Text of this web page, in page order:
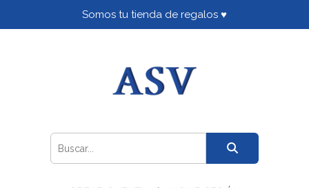
Somos tu tienda de regalos ♥